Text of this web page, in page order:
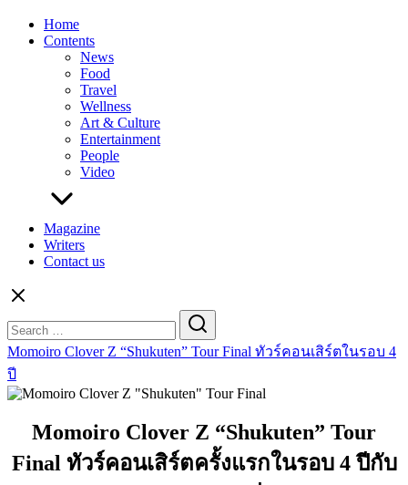
Home
Contents
News
Food
Travel
Wellness
Art & Culture
Entertainment
People
Video
Magazine
Writers
Contact us
for:
Momoiro Clover Z “Shukuten” Tour Final ทัวร์คอนเสิร์ตในรอบ 4
ปี
Momoiro Clover Z “Shukuten” Tour
Final ทัวร์คอนเสิร์ตครั้งแรกในรอบ 4 ปีกับ